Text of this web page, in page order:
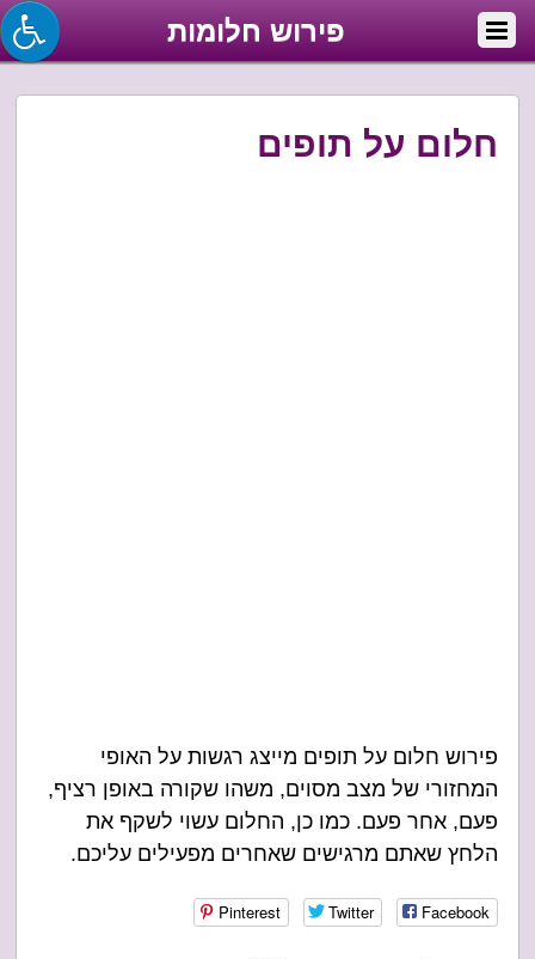
פירוש חלומות
חלום על תופים
פירוש חלום על תופים מייצג רגשות על האופי
המחזורי של מצב מסוים, משהו שקורה באופן רציף,
פעם, אחר פעם. כמו כן, החלום עשוי לשקף את
הלחץ שאתם מרגישים שאחרים מפעילים עליכם.
Facebook
Twitter
Pinterest